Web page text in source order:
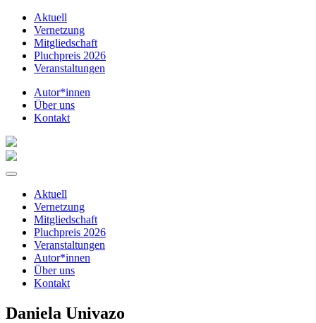
Aktuell
Vernetzung
Mitgliedschaft
Pluchpreis 2026
Veranstaltungen
Autor*innen
Über uns
Kontakt
Aktuell
Vernetzung
Mitgliedschaft
Pluchpreis 2026
Veranstaltungen
Autor*innen
Über uns
Kontakt
Daniela Univazo